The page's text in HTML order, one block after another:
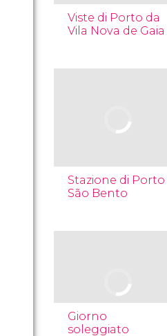
Viste di Porto da
Vila Nova de Gaia
Stazione di Porto
São Bento
Giorno
soleggiato